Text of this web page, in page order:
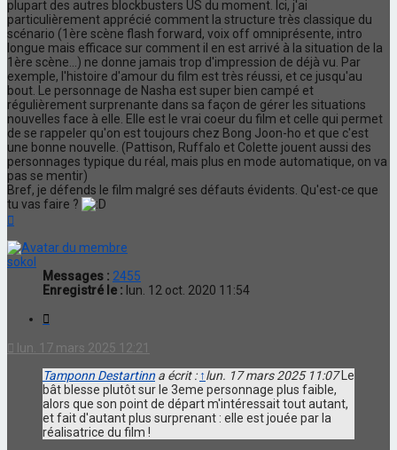
plupart des autres blockbusters US du moment. Ici, j'ai
particulièrement apprécié comment la structure très classique du
scénario (1ère scène flash forward, voix off omniprésente, intro
longue mais efficace sur comment il en est arrivé à la situation de la
1ère scène...) ne donne jamais trop d'impression de déjà vu. Par
exemple, l'histoire d'amour du film est très réussi, et ce jusqu'au
bout. Le personnage de Nasha est super bien campé et
régulièrement surprenante dans sa façon de gérer les situations
nouvelles face à elle. Elle est le vrai coeur du film et celle qui permet
de se rappeler qu'on est toujours chez Bong Joon-ho et que c'est
une bonne nouvelle. (Pattison, Ruffalo et Colette jouent aussi des
personnages typique du réal, mais plus en mode automatique, on va
pas se mentir)
Bref, je défends le film malgré ses défauts évidents. Qu'est-ce que
tu vas faire ?
sokol
Messages : 2455
Enregistré le : lun. 12 oct. 2020 11:54
lun. 17 mars 2025 12:21
Tamponn Destartinn a écrit : ↑lun. 17 mars 2025 11:07Le
bât blesse plutôt sur le 3eme personnage plus faible,
alors que son point de départ m'intéressait tout autant,
et fait d'autant plus surprenant : elle est jouée par la
réalisatrice du film !